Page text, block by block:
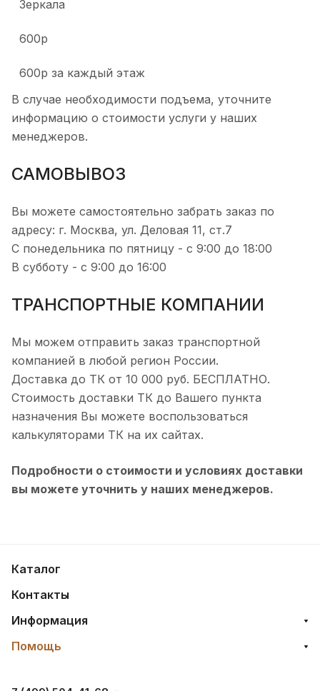
Зеркала
600р
600р за каждый этаж
В случае необходимости подъема, уточните
информацию о стоимости услуги у наших
менеджеров.
САМОВЫВОЗ
Вы можете самостоятельно забрать заказ по
адресу: г. Москва, ул. Деловая 11, ст.7
С понедельника по пятницу - с 9:00 до 18:00
В субботу - с 9:00 до 16:00
ТРАНСПОРТНЫЕ КОМПАНИИ
Мы можем отправить заказ транспортной
компанией в любой регион России.
Доставка до ТК от 10 000 руб. БЕСПЛАТНО.
Стоимость доставки ТК до Вашего пункта
назначения Вы можете воспользоваться
калькуляторами ТК на их сайтах.
Подробности о стоимости и условиях доставки
вы можете уточнить у наших менеджеров.
Каталог
Контакты
Информация
Помощь